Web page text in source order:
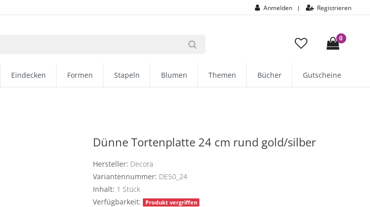
Anmelden | Registrieren
0
Eindecken Formen Stapeln Blumen Themen Bücher Gutscheine
Dünne Tortenplatte 24 cm rund gold/silber
Hersteller: Decora
Variantennummer: DE50_24
Inhalt: 1 Stück
Verfügbarkeit:
Produkt vergriffen